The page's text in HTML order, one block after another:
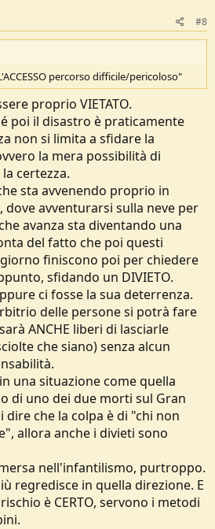
#8
percorso difficile/pericoloso"
proprio VIETATO.
poi il disastro è praticamente
non si limita a sfidare la
la mera possibilità di
certezza.
sta avvenendo proprio in
avventurarsi sulla neve per
avanza sta diventando una
del fatto che poi questi
finiscono poi per chiedere
sfidando un DIVIETO.
ci fosse la sua deterrenza.
delle persone si potrà fare
ANCHE liberi di lasciarle
che siano) senza alcun
una situazione come quella
di uno dei due morti sul Gran
dire che la colpa è di "chi non
allora anche i divieti sono
nell'infantilismo, purtroppo.
regredisce in quella direzione. E
è CERTO, servono i metodi